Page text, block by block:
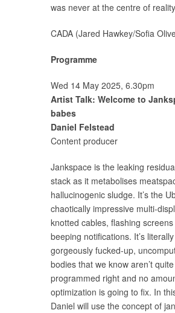
was never at the centre of
CADA (Jared Hawkey/Sofia
Programme
Wed 14 May 2025, 6.30pm
Artist Talk: Welcome to
babes
Daniel Felstead
Content producer
Jankspace is the leaking
stack as it metabolises
hallucinogenic sludge. It’s the
chaotically impressive multi-
knotted cables, flashing
beeping notifications. It’s
gorgeously fucked-up,
bodies that we know aren’t quite
programmed right and no
optimization is going to fix. In
Daniel will use the concept of